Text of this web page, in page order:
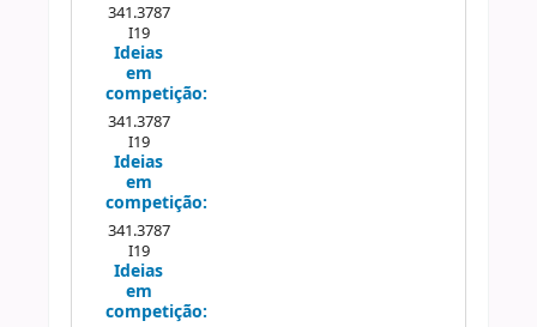
341.3787
I19
Ideias
em
competição:
341.3787
I19
Ideias
em
competição:
341.3787
I19
Ideias
em
competição: